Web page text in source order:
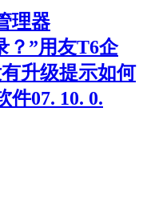
理器
？”用友T6企
升级提示如何
件07. 10. 0.